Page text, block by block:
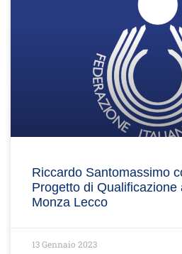
Riccardo Santomassimo
Progetto di
Monza Lecco
13 Gennaio 2023